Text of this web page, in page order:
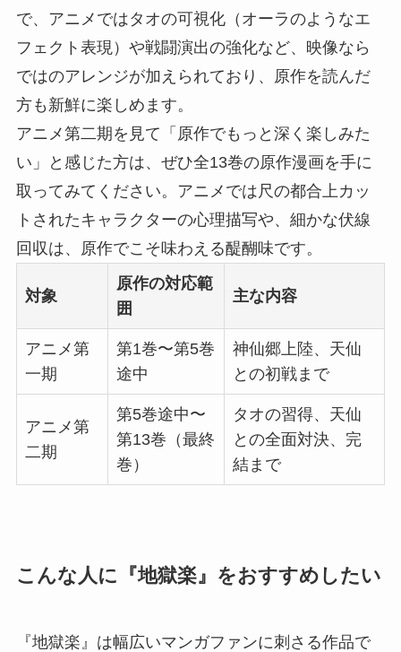
で、アニメではタオの可視化（オーラのようなエ
フェクト表現）や戦闘演出の強化など、映像なら
ではのアレンジが加えられており、原作を読んだ
方も新鮮に楽しめます。
アニメ第二期を見て「原作でもっと深く楽しみた
い」と感じた方は、ぜひ全13巻の原作漫画を手に
取ってみてください。アニメでは尺の都合上カッ
トされたキャラクターの心理描写や、細かな伏線
回収は、原作でこそ味わえる醍醐味です。
対象
原作の対応範
囲
主な内容
アニメ第
一期
第1巻〜第5巻
途中
神仙郷上陸、天仙
との初戦まで
アニメ第
二期
第5巻途中〜
第13巻（最終
巻）
タオの習得、天仙
との全面対決、完
結まで
こんな人に『地獄楽』をおすすめしたい
『地獄楽』は幅広いマンガファンに刺さる作品で